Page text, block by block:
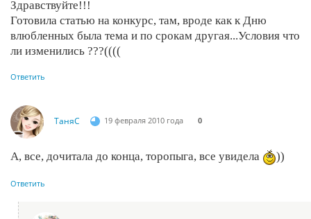
Здравствуйте!!!
Готовила статью на конкурс, там, вроде как к Дню
влюбленных была тема и по срокам другая...Условия что
ли изменились ???((((
Ответить
ТаняС 19 февраля 2010 года 0
А, все, дочитала до конца, торопыга, все увидела ))
Ответить